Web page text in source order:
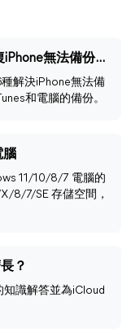
無法備份iPhone怎麽辦？6招教您修復iPhone無法備份的問題
解決iPhone無法備
和電腦的備份。
腦
11/10/8/7 電腦的
8/7/SE 存儲空間，
？
識解答並為iCloud